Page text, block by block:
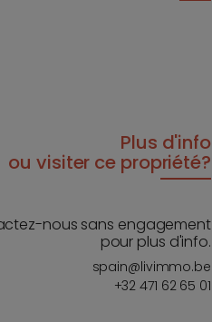
Plus d'info
ou visiter ce propriété?
nous sans engagement
pour plus d'info.
spain@livimmo.be
+32 471 62 65 01